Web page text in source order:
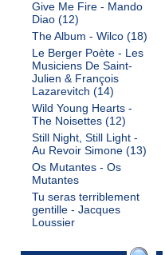
Give Me Fire - Mando
Diao(12)
The Album - Wilco(18)
Le Berger Poète - Les
Musiciens De Saint-
Julien & François
Lazarevitch (14)
Wild Young Hearts -
The Noisettes(12)
Still Night, Still Light -
Au Revoir Simone(13)
Os Mutantes - Os
Mutantes
Tu seras terriblement
gentille - Jacques
Loussier